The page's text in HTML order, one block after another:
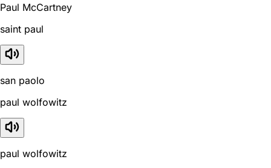
Paul McCartney
saint paul
san paolo
paul wolfowitz
paul wolfowitz